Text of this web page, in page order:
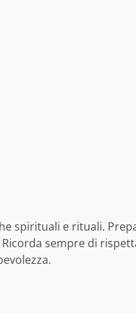
spirituali e rituali.
sempre di